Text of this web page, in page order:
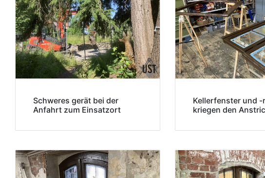
Schweres gerät bei der
Anfahrt zum Einsatzort
Kellerfenster und -
kriegen den